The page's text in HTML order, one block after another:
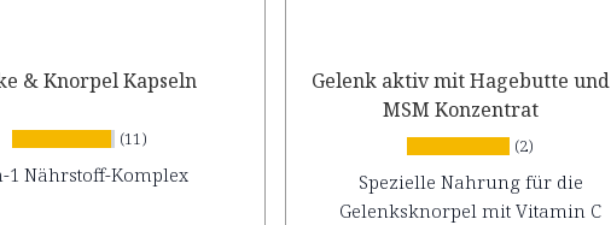
& Knorpel Kapseln
(11)
1 Nährstoff-Komplex
Gelenk aktiv mit Hagebutte und
MSM Konzentrat
(2)
Spezielle Nahrung für die
Gelenksknorpel mit Vitamin C